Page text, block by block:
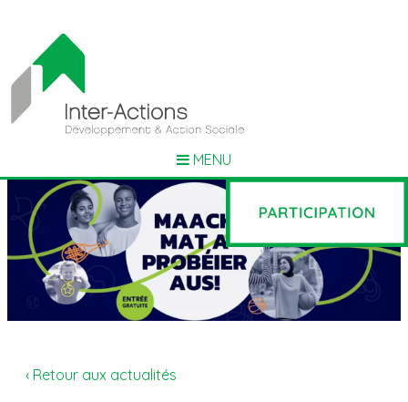
MENU
‹ Retour aux actualités